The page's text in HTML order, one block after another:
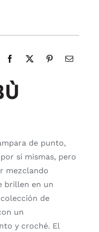
de punto,
sí mismas, pero
mezclando
brillen en un
de
un
y croché. El